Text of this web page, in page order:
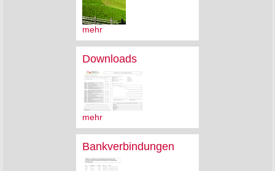
mehr
Downloads
mehr
Bankverbindungen